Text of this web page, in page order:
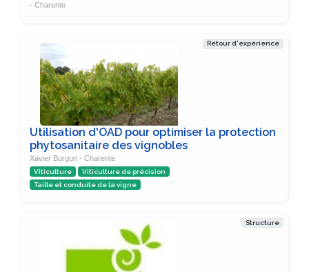
- Charente
Retour d'expérience
Utilisation d'OAD pour optimiser la protection
phytosanitaire des vignobles
Xavier Burgun - Charente
Viticulture
Viticulture de précision
Taille et conduite de la vigne
Structure